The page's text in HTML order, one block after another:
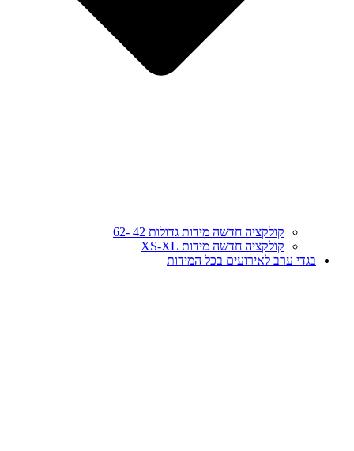
קולקציה חדשה מידות גדולות 42 -62
קולקציה חדשה מידות XS-XL
בגדי ערב לאירועים בכל המידות